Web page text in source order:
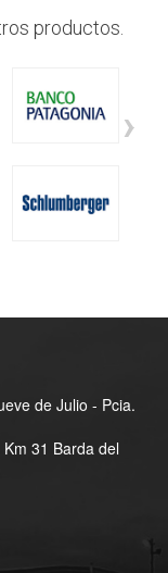
productos.
›
de Julio - Pcia.
31 Barda del